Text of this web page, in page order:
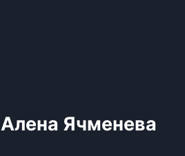
Алена Ячменева